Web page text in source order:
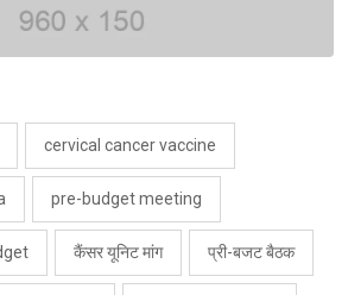
cervical cancer vaccine
pre-budget meeting
कैंसर यूनिट मांग प्री-बजट बैठक